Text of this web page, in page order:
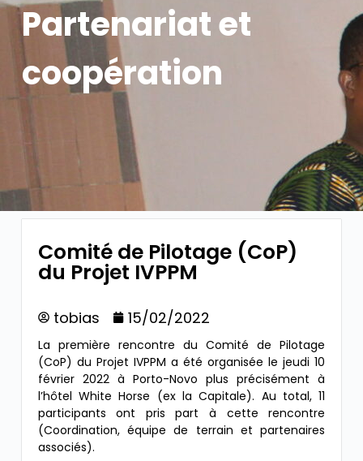
Partenariat et
coopération
Comité de Pilotage (CoP)
du Projet IVPPM
tobias 15/02/2022
La première rencontre du Comité de Pilotage
(CoP) du Projet IVPPM a été organisée le jeudi 10
février 2022 à Porto-Novo plus précisément à
l’hôtel White Horse (ex la Capitale). Au total, 11
participants ont pris part à cette rencontre
(Coordination, équipe de terrain et partenaires
associés).